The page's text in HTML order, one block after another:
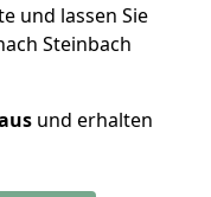
und lassen Sie
Steinbach
und erhalten